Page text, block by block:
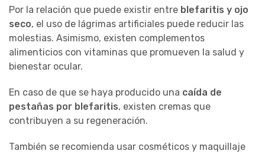
Por la relación que puede existir entre blefaritis y ojo
seco, el uso de lágrimas artificiales puede reducir las
molestias. Asimismo, existen complementos
alimenticios con vitaminas que promueven la salud y
bienestar ocular.
En caso de que se haya producido una caída de
pestañas por blefaritis, existen cremas que
contribuyen a su regeneración.
También se recomienda usar cosméticos y maquillaje